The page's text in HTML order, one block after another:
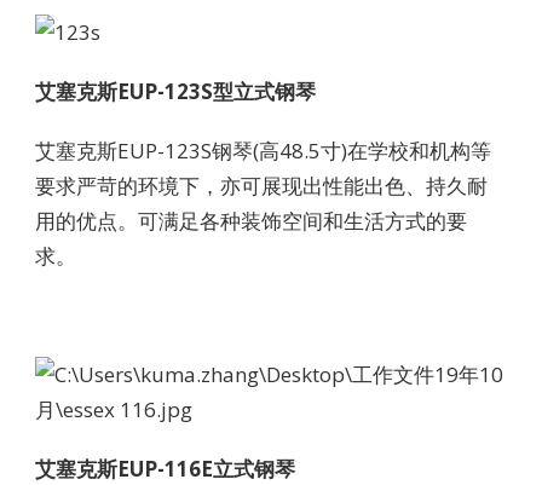
艾塞克斯EUP-123S型立式钢琴
艾塞克斯EUP-123S钢琴(高48.5寸)在学校和机构等
要求严苛的环境下，亦可展现出性能出色、持久耐
用的优点。可满足各种装饰空间和生活方式的要
求。
艾塞克斯EUP-116E立式钢琴